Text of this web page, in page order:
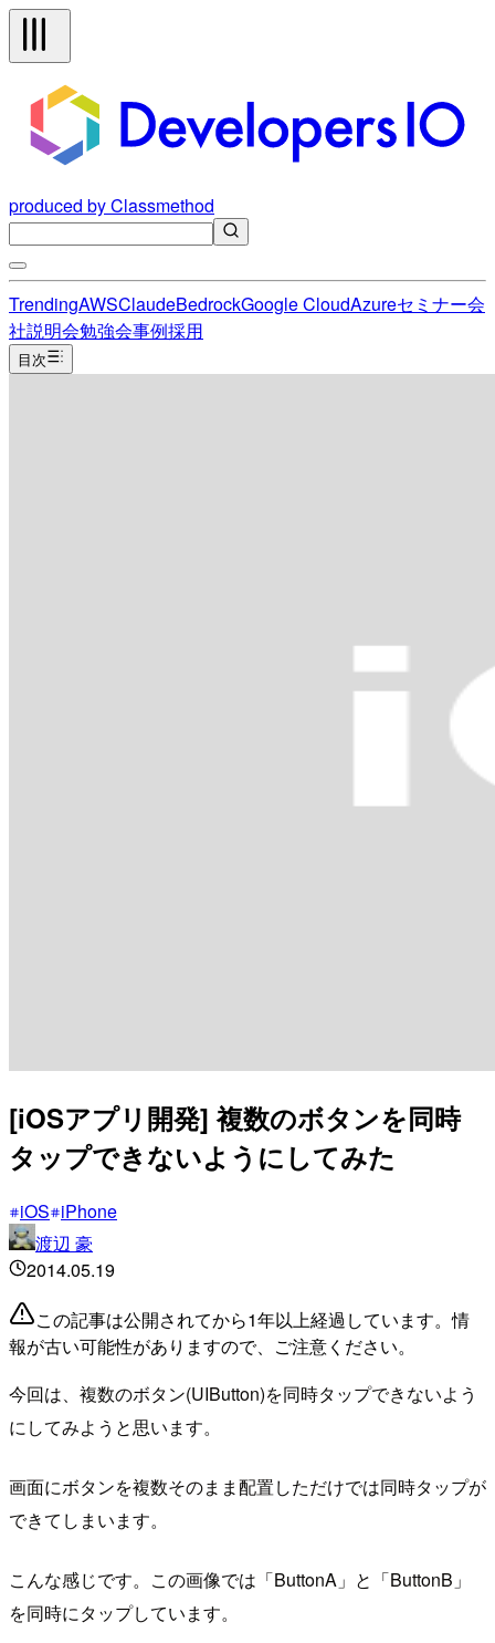
produced by Classmethod
TrendingAWSClaudeBedrockGoogle CloudAzureセミナー会
社説明会勉強会事例採用
目次
[iOSアプリ開発] 複数のボタンを同時
タップできないようにしてみた
iOS iPhone
渡辺 豪
2014.05.19
この記事は公開されてから1年以上経過しています。情
報が古い可能性がありますので、ご注意ください。
今回は、複数のボタン(UIButton)を同時タップできないよう
にしてみようと思います。
画面にボタンを複数そのまま配置しただけでは同時タップが
できてしまいます。
こんな感じです。この画像では「ButtonA」と「ButtonB」
を同時にタップしています。